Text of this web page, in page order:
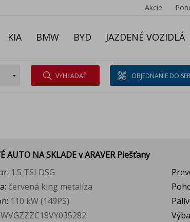
Akcie
KIA BMW BYD JAZDENÉ VOZIDLÁ
VYHĽADAŤ OBJEDNANIE DO
AUTO NA SKLADEv ARAVER Piešťany
1.5 TSI DSG
červená king metalíza
110 kW (149PS)
WVGZZZC18VY035282